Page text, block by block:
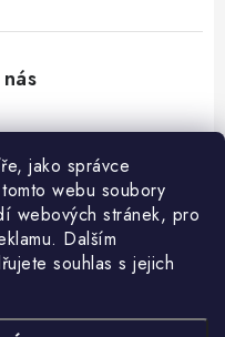
jako správce
webu soubory
webových stránek, pro
Dalším
souhlas s jejich